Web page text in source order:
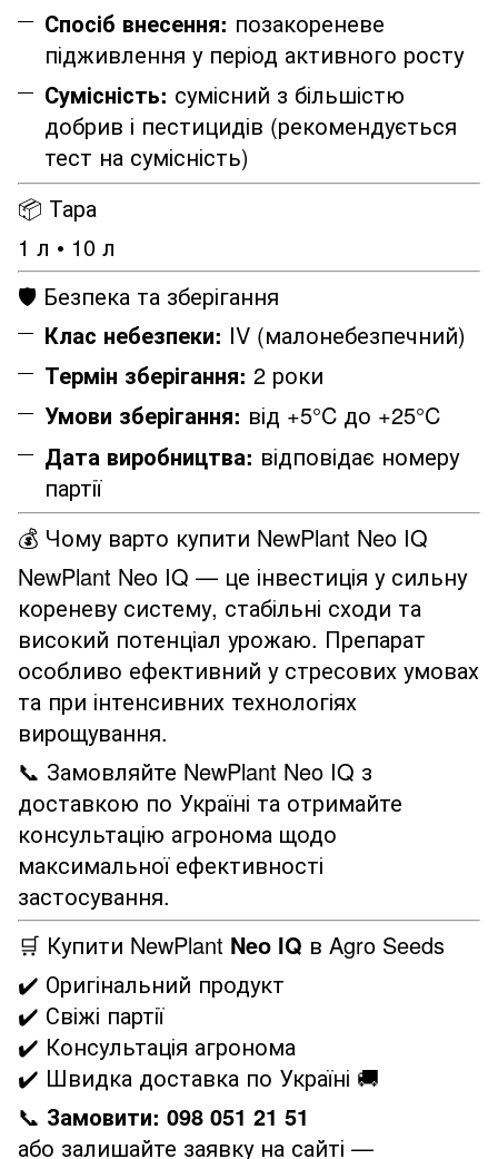
Спосіб внесення: позакореневе
підживлення у період активного росту
Сумісність: сумісний з більшістю
добрив і пестицидів (рекомендується
тест на сумісність)
📦 Тара
1 л • 10 л
🛡️ Безпека та зберігання
Клас небезпеки: IV (малонебезпечний)
Термін зберігання: 2 роки
Умови зберігання: від +5°C до +25°C
Дата виробництва: відповідає номеру
партії
💰 Чому варто купити NewPlant Neo IQ
NewPlant Neo IQ — це інвестиція у сильну
кореневу систему, стабільні сходи та
високий потенціал урожаю. Препарат
особливо ефективний у стресових умовах
та при інтенсивних технологіях
вирощування.
📞 Замовляйте NewPlant Neo IQ з
доставкою по Україні та отримайте
консультацію агронома щодо
максимальної ефективності
застосування.
🛒 Купити NewPlant Neo IQ в Agro Seeds
✔️ Оригінальний продукт
✔️ Свіжі партії
✔️ Консультація агронома
✔️ Швидка доставка по Україні 🚚
📞 Замовити: 098 051 21 51
або залишайте заявку на сайті —